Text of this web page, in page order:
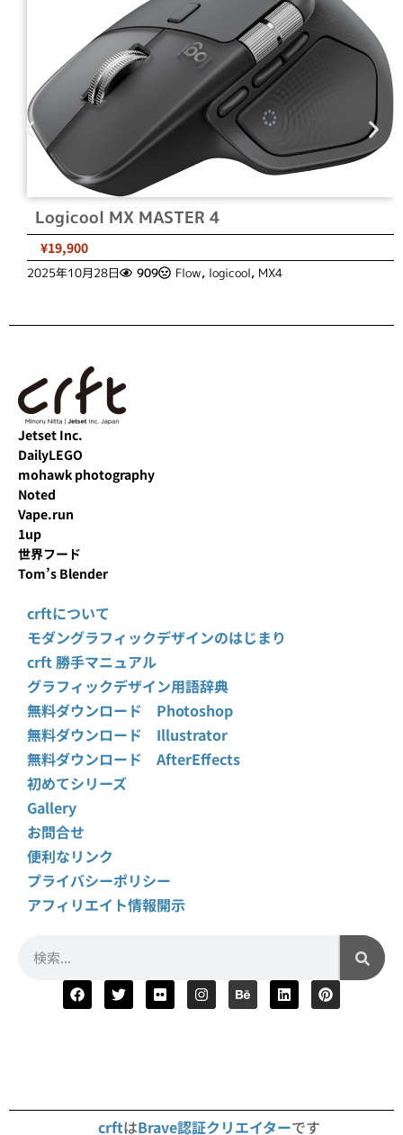
Logicool MX MASTER 4
¥19,900
2025年10月28日 909 Flow, logicool, MX4
Jetset Inc.
DailyLEGO
mohawk photography
Noted
Vape.run
1up
世界フード
Tom’s Blender
crftについて
モダングラフィックデザインのはじまり
crft 勝手マニュアル
グラフィックデザイン用語辞典
無料ダウンロード Photoshop
無料ダウンロード Illustrator
無料ダウンロード AfterEffects
初めてシリーズ
Gallery
お問合せ
便利なリンク
プライバシーポリシー
アフィリエイト情報開示
crftはBrave認証クリエイターです